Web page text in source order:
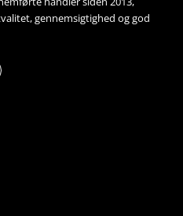
gennemsigtighed og god